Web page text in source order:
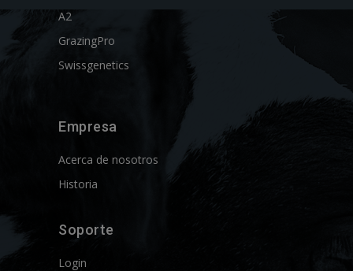
A2
GrazingPro
Swissgenetics
Empresa
Acerca de nosotros
Historia
Soporte
Login